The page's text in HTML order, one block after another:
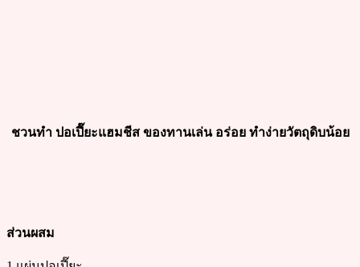
ชวนทำ ปอเปี๊ยะแฮมชีส ของทานเล่น อร่อย ทำง่ายวัตถุดิบน้อย
ส่วนผสม